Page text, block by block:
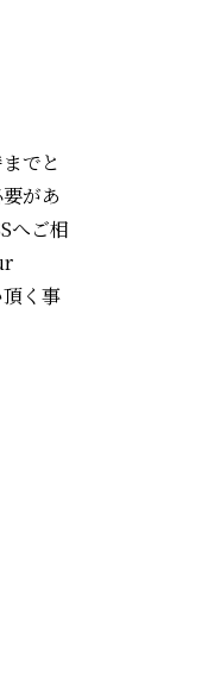
でと
があ
へご相
く事